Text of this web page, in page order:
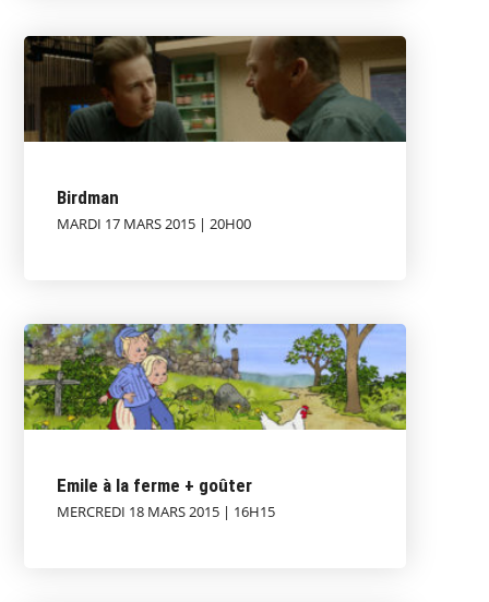
Birdman
MARDI 17 MARS 2015 | 20H00
Emile à la ferme + goûter
MERCREDI 18 MARS 2015 | 16H15